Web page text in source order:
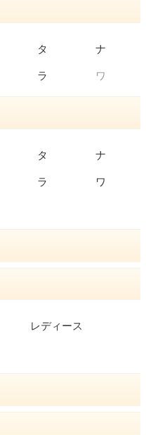
タ ナ
ラ ワ
タ ナ
ラ ワ
レディース